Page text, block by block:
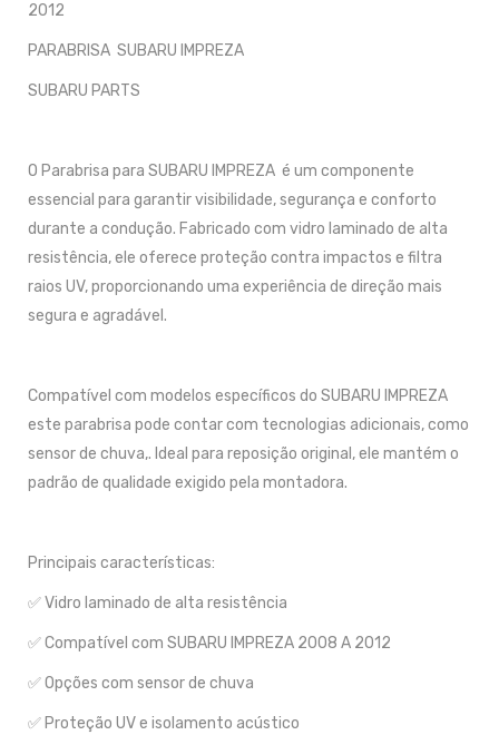
2012
PARABRISA SUBARU IMPREZA
SUBARU PARTS
O Parabrisa para SUBARU IMPREZA é um componente
essencial para garantir visibilidade, segurança e conforto
durante a condução. Fabricado com vidro laminado de alta
resistência, ele oferece proteção contra impactos e filtra
raios UV, proporcionando uma experiência de direção mais
segura e agradável.
Compatível com modelos específicos do SUBARU IMPREZA
este parabrisa pode contar com tecnologias adicionais, como
sensor de chuva,. Ideal para reposição original, ele mantém o
padrão de qualidade exigido pela montadora.
Principais características:
✅ Vidro laminado de alta resistência
✅ Compatível com SUBARU IMPREZA 2008 A 2012
✅ Opções com sensor de chuva
✅ Proteção UV e isolamento acústico